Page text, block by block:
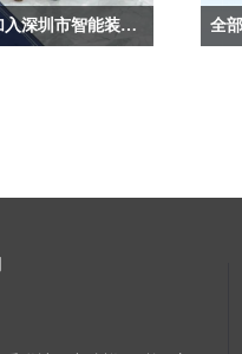
热烈祝贺“深圳市怡好科技有限公司”加入深圳市智能装备产业协会副会长单位，与协会携手前行，共谋发展！！！